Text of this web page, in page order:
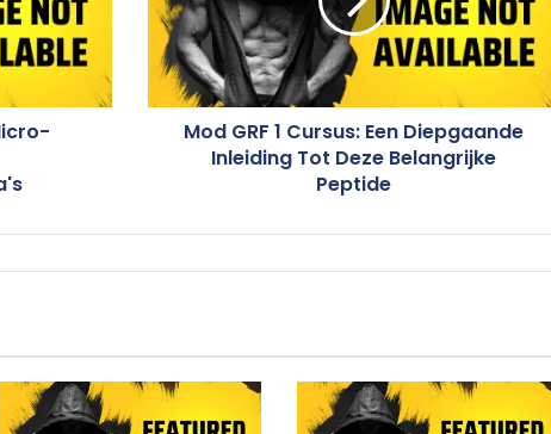
Mod GRF 1 Cursus: Een Diepgaande
Inleiding Tot Deze Belangrijke
Peptide